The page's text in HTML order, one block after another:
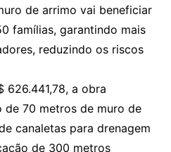
de arrimo vai beneficiar
famílias, garantindo mais
reduzindo os riscos
626.441,78, a obra
70 metros de muro de
canaletas para drenagem
de 300 metros